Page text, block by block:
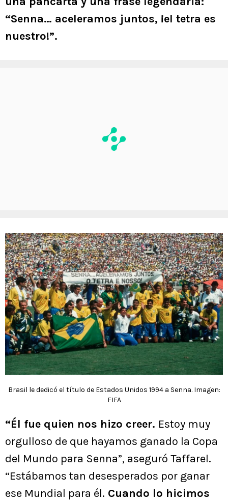
“Senna… aceleramos juntos, ¡el tetra es
nuestro!”.
Brasil le dedicó el título de Estados Unidos 1994 a Senna. Imagen:
FIFA
“Él fue quien nos hizo creer. Estoy muy
orgulloso de que hayamos ganado la Copa
del Mundo para Senna”, aseguró Taffarel.
“Estábamos tan desesperados por ganar
ese Mundial para él. Cuando lo hicimos